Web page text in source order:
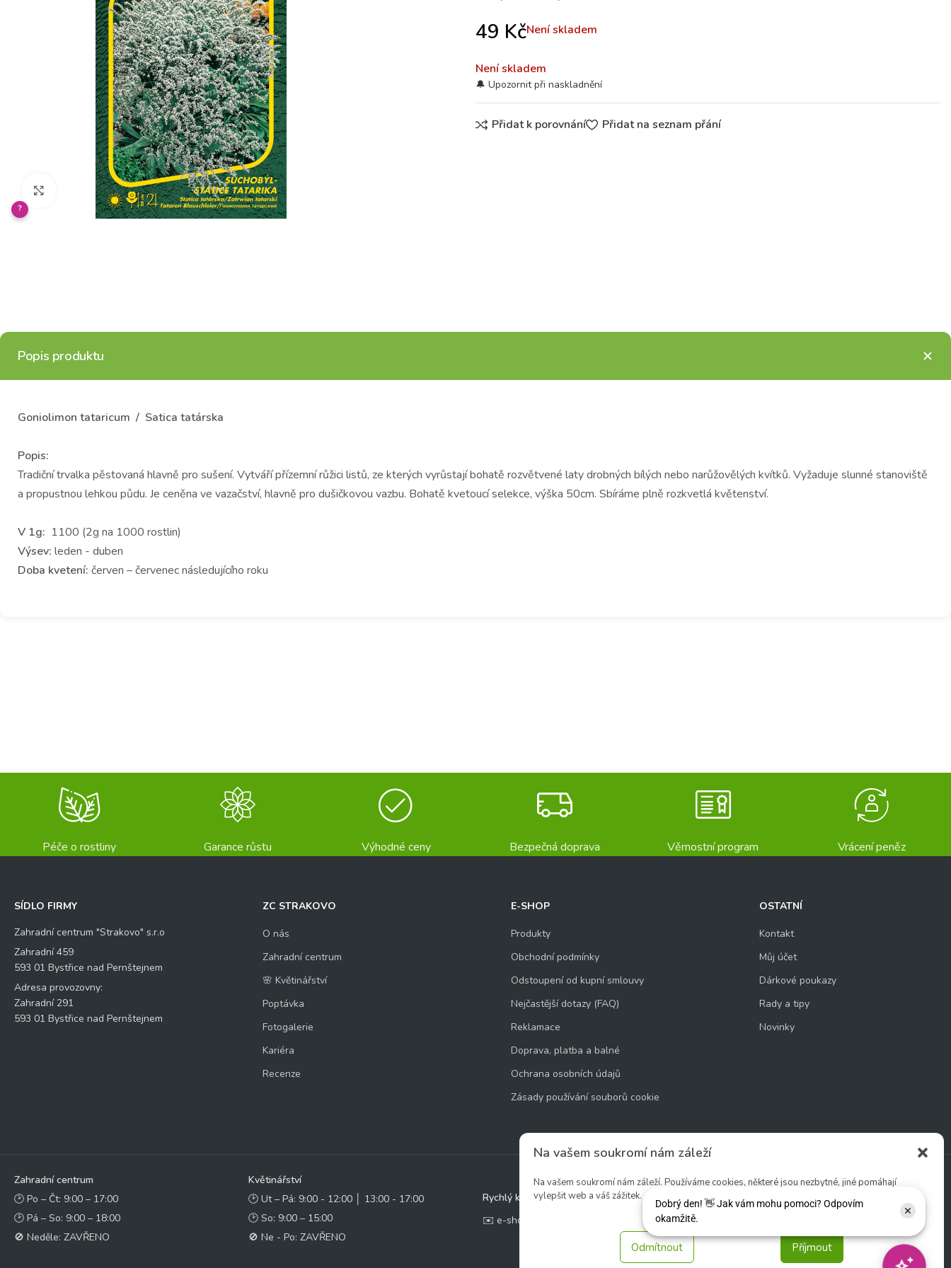
Na vašem soukromí nám záleží
Na vašem soukromí nám záleží. Používáme cookies, některé jsou nezbytné, jiné pomáhají
vylepšit web a váš zážitek.
Příjmout
Odmítnout
Klikněte pro zvětšení
?
49 KčNení skladem
Není skladem
Přidat k porovnání Přidat na seznam přání
Popis produktu
Goniolimon tataricum / Satica tatárska
Popis:
Tradiční trvalka pěstovaná hlavně pro sušení. Vytváří přízemní růžici listů, ze kterých vyrůstají bohatě rozvětvené laty drobných bílých nebo narůžovělých kvítků. Vyžaduje slunné stanoviště
a propustnou lehkou půdu. Je ceněna ve vazačství, hlavně pro dušičkovou vazbu. Bohatě kvetoucí selekce, výška 50cm. Sbíráme plně rozkvetlá květenství.
V 1g: 1100 (2g na 1000 rostlin)
Výsev: leden - duben
Doba kvetení: červen – červenec následujícího roku
Péče o rostliny Garance růstu Výhodné ceny Bezpečná doprava Věrnostní program Vrácení peněz
SÍDLO FIRMY
Zahradní centrum "Strakovo" s.r.o
Zahradní 459
593 01 Bystřice nad Pernštejnem
Adresa provozovny:
Zahradní 291
593 01 Bystřice nad Pernštejnem
ZC STRAKOVO
O nás
Zahradní centrum
🌸 Květinářství
Poptávka
Fotogalerie
Kariéra
Recenze
E-SHOP
Produkty
Obchodní podmínky
Odstoupení od kupní smlouvy
Nejčastější dotazy (FAQ)
Reklamace
Doprava, platba a balné
Ochrana osobních údajů
Zásady používání souborů cookie
OSTATNÍ
Kontakt
Můj účet
Dárkové poukazy
Rady a tipy
Novinky
Zahradní centrum
🕑 Po – Čt: 9:00 – 17:00
🕑 Pá – So: 9:00 – 18:00
🚫 Neděle: ZAVŘENO
Květinářství
🕑 Ut – Pá: 9:00 - 12:00 │ 13:00 - 17:00
🕑 So: 9:00 – 15:00
🚫 Ne - Po: ZAVŘENO
Rychlý kontakt:
✉️ e-shop@zcstrakovo.cz
Sledujte nás: